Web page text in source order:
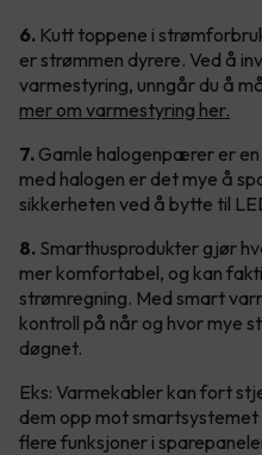
6. Kutt toppene i
er strømmen dyrere. Ved å
varmestyring, unngår du å
mer om varmestyring her.
7. Gamle halogenpærer er
med halogen er det mye å
sikkerheten ved å bytte til
8. Smarthusprodukter gjør
mer komfortabel, og kan
strømregning. Med smart
kontroll på når og hvor mye
døgnet.
Eks: Varmekabler kan fort
dem opp mot
flere funksjoner i